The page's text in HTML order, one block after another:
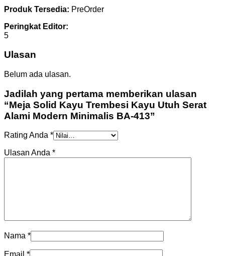
Produk Tersedia: PreOrder
Peringkat Editor:
5
Ulasan
Belum ada ulasan.
Jadilah yang pertama memberikan ulasan
“Meja Solid Kayu Trembesi Kayu Utuh Serat
Alami Modern Minimalis BA-413”
Rating Anda *
Ulasan Anda *
Nama *